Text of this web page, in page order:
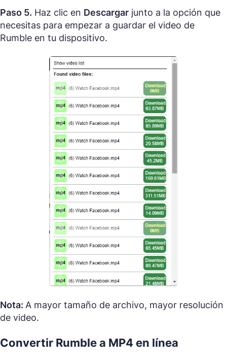
Paso 5. Haz clic en Descargar junto a la opción que
necesitas para empezar a guardar el video de
Rumble en tu dispositivo.
Nota: A mayor tamaño de archivo, mayor resolución
de video.
Convertir Rumble a MP4 en línea